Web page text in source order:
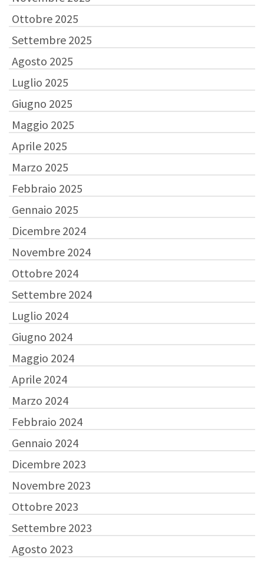
Ottobre 2025
Settembre 2025
Agosto 2025
Luglio 2025
Giugno 2025
Maggio 2025
Aprile 2025
Marzo 2025
Febbraio 2025
Gennaio 2025
Dicembre 2024
Novembre 2024
Ottobre 2024
Settembre 2024
Luglio 2024
Giugno 2024
Maggio 2024
Aprile 2024
Marzo 2024
Febbraio 2024
Gennaio 2024
Dicembre 2023
Novembre 2023
Ottobre 2023
Settembre 2023
Agosto 2023